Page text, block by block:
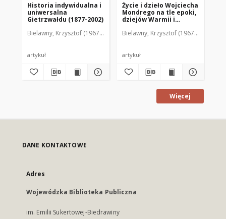
Historia indywidualna i
uniwersalna
Gietrzwałdu (1877-2002)
Bielawny, Krzysztof (1967- )
artykuł
Życie i dzieło Wojciecha
Mondrego na tle epoki,
dziejów Warmii i
częstochowskiej
Bielawny, Krzysztof (1967- )
artykuł
Więcej
DANE KONTAKTOWE
Adres
Wojewódzka Biblioteka Publiczna
im. Emilii Sukertowej-Biedrawiny